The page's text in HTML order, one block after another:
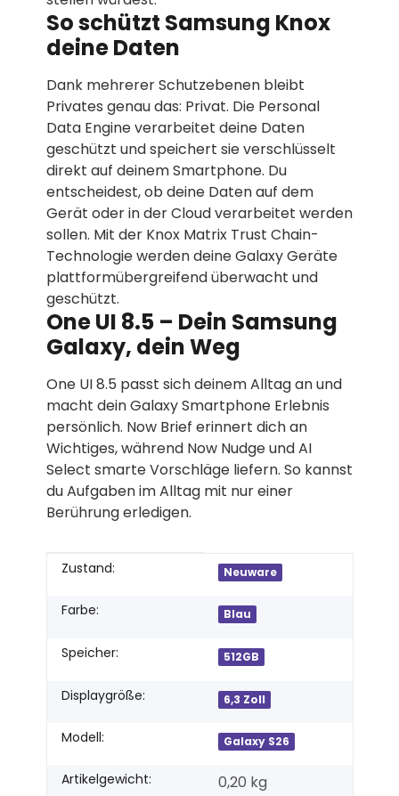
So schützt Samsung Knox
deine Daten
Dank mehrerer Schutzebenen bleibt
Privates genau das: Privat. Die Personal
Data Engine verarbeitet deine Daten
geschützt und speichert sie verschlüsselt
direkt auf deinem Smartphone. Du
entscheidest, ob deine Daten auf dem
Gerät oder in der Cloud verarbeitet werden
sollen. Mit der Knox Matrix Trust Chain-
Technologie werden deine Galaxy Geräte
plattformübergreifend überwacht und
geschützt.
One UI 8.5 – Dein Samsung
Galaxy, dein Weg
One UI 8.5 passt sich deinem Alltag an und
macht dein Galaxy Smartphone Erlebnis
persönlich. Now Brief erinnert dich an
Wichtiges, während Now Nudge und AI
Select smarte Vorschläge liefern. So kannst
du Aufgaben im Alltag mit nur einer
Berührung erledigen.
Produkteigenschaft
Wert
Zustand: Neuware
Farbe: Blau
Speicher: 512GB
Displaygröße: 6,3 Zoll
Modell: Galaxy S26
Artikelgewicht: 0,20 kg